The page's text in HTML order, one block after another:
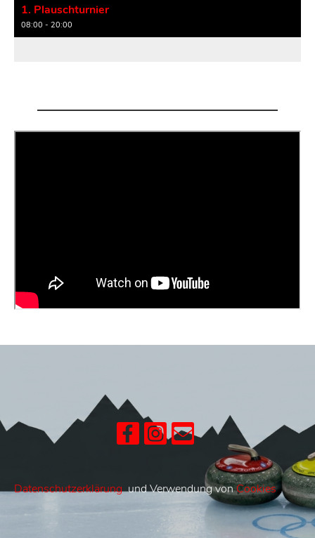
1. Plauschturnier
08:00 - 20:00
Datenschutzerklärungund Verwendung vonCookies